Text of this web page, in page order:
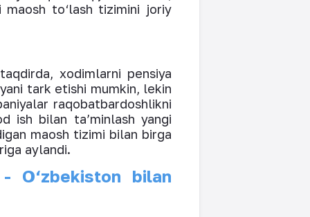
maosh to‘lash tizimini joriy
xodimlarni pensiya
tark etishi mumkin, lekin
raqobatbardoshlikni
ish bilan ta’minlash yangi
maosh tizimi bilan birga
aylandi.
O‘zbekiston bilan